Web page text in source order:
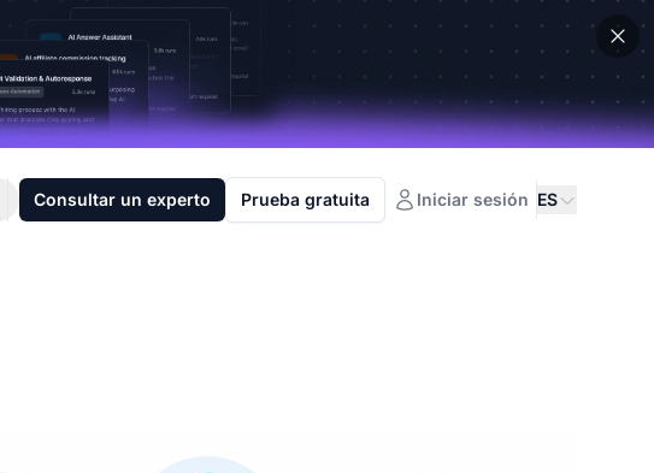
Consultar un experto Prueba gratuita Iniciar sesión ES